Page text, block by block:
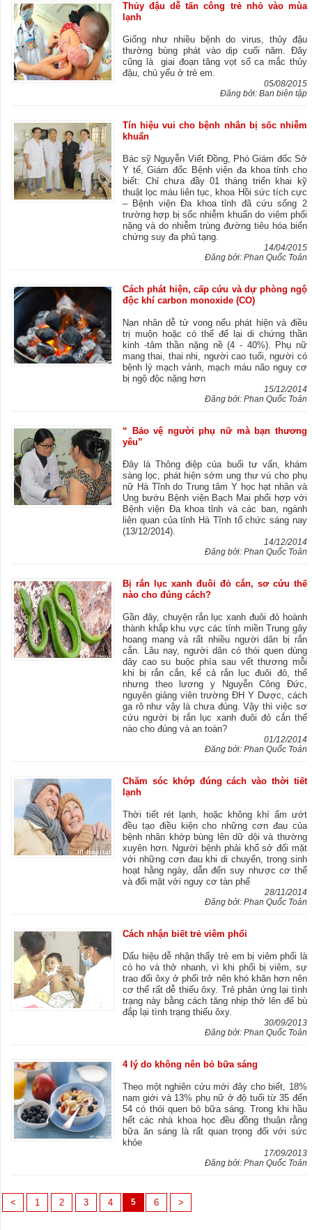
Thủy đậu dễ tấn công trẻ nhỏ vào mùa
lạnh
Giống như nhiều bệnh do virus, thủy đậu
thường bùng phát vào dịp cuối năm. Đây
cũng là giai đoạn tăng vọt số ca mắc thủy
đậu, chủ yếu ở trẻ em.
05/08/2015
Đăng bởi: Ban biên tập
Tín hiệu vui cho bệnh nhân bị sốc nhiễm
khuẩn
Bác sỹ Nguyễn Viết Đồng, Phó Giám đốc Sở
Y tế, Giám đốc Bệnh viện đa khoa tỉnh cho
biết: Chỉ chưa đầy 01 tháng triển khai kỹ
thuật lọc máu liên tục, khoa Hồi sức tích cực
– Bệnh viện Đa khoa tỉnh đã cứu sống 2
trường hợp bị sốc nhiễm khuẩn do viêm phổi
nặng và do nhiễm trùng đường tiêu hóa biến
chứng suy đa phủ tạng.
14/04/2015
Đăng bởi: Phan Quốc Toản
Cách phát hiện, cấp cứu và dự phòng ngộ
độc khí carbon monoxide (CO)
Nạn nhân dễ tử vong nếu phát hiện và điều
trị muộn hoặc có thể để lại di chứng thần
kinh -tâm thần nặng nề (4 - 40%). Phụ nữ
mang thai, thai nhi, người cao tuổi, người có
bệnh lý mạch vành, mạch máu não nguy cơ
bị ngộ độc nặng hơn
15/12/2014
Đăng bởi: Phan Quốc Toản
“ Bảo vệ người phụ nữ mà bạn thương
yêu”
Đây là Thông điệp của buổi tư vấn, khám
sàng lọc, phát hiện sớm ung thư vú cho phụ
nữ Hà Tĩnh do Trung tâm Y học hạt nhân và
Ung bướu Bệnh viện Bạch Mai phối hợp với
Bệnh viện Đa khoa tỉnh và các ban, ngành
liên quan của tỉnh Hà Tĩnh tổ chức sáng nay
(13/12/2014).
14/12/2014
Đăng bởi: Phan Quốc Toản
Bị rắn lục xanh đuôi đỏ cắn, sơ cứu thế
nào cho đúng cách?
Gần đây, chuyện rắn lục xanh đuôi đỏ hoành
thành khắp khu vực các tỉnh miền Trung gây
hoang mang và rất nhiều người dân bị rắn
cắn. Lâu nay, người dân có thói quen dùng
dây cao su buộc phía sau vết thương mỗi
khi bị rắn cắn, kể cả rắn lục đuôi đỏ, thế
nhưng theo lương y Nguyễn Công Đức,
nguyên giảng viên trường ĐH Y Dược, cách
ga rô như vậy là chưa đúng. Vậy thì việc sơ
cứu người bị rắn lục xanh đuôi đỏ cắn thế
nào cho đúng và an toàn?
01/12/2014
Đăng bởi: Phan Quốc Toản
Chăm sóc khớp đúng cách vào thời tiết
lạnh
Thời tiết rét lạnh, hoặc không khí ẩm ướt
đều tạo điều kiện cho những cơn đau của
bệnh nhân khớp bùng lên dữ dội và thường
xuyên hơn. Người bệnh phải khổ sở đối mặt
với những cơn đau khi di chuyển, trong sinh
hoạt hằng ngày, dẫn đến suy nhược cơ thể
và đối mặt với nguy cơ tàn phế
28/11/2014
Đăng bởi: Phan Quốc Toản
Cách nhận biết trẻ viêm phổi
Dấu hiệu dễ nhận thấy trẻ em bị viêm phổi là
có ho và thở nhanh, vì khi phổi bị viêm, sự
trao đổi ôxy ở phổi trở nên khó khăn hơn nên
cơ thể rất dễ thiếu ôxy. Trẻ phản ứng lại tình
trạng này bằng cách tăng nhịp thở lên để bù
đắp lại tình trạng thiếu ôxy.
30/09/2013
Đăng bởi: Phan Quốc Toản
4 lý do không nên bỏ bữa sáng
Theo một nghiên cứu mới đây cho biết, 18%
nam giới và 13% phụ nữ ở độ tuổi từ 35 đến
54 có thói quen bỏ bữa sáng. Trong khi hầu
hết các nhà khoa học đều đồng thuận rằng
bữa ăn sáng là rất quan trọng đối với sức
khỏe
17/09/2013
Đăng bởi: Phan Quốc Toản
< 1 2 3 4 5 6 >